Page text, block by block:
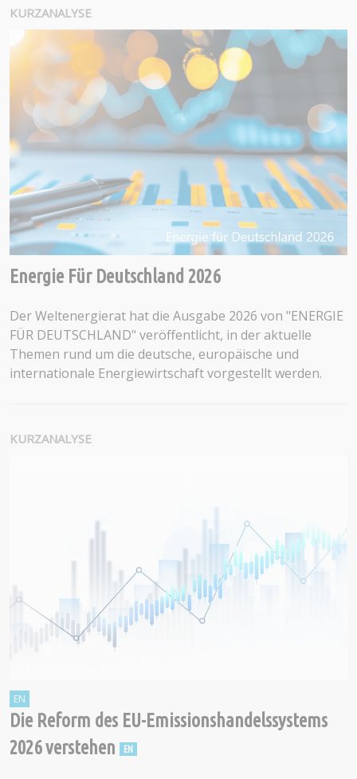
KURZANALYSE
Energie Für Deutschland 2026
Der Weltenergierat hat die Ausgabe 2026 von "ENERGIE
FÜR DEUTSCHLAND" veröffentlicht, in der aktuelle
Themen rund um die deutsche, europäische und
internationale Energiewirtschaft vorgestellt werden.
KURZANALYSE
Die Reform des EU-Emissionshandelssystems
2026 verstehen